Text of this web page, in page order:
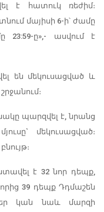
է հատուկ ռեժիմ։
մայիսի 6-ի՝ ժամը
23:59-ը»,- ասվում է
են մեկուսացված և
պարզվել է, նրանց
մեկուսացված։
է 32 նոր դեպք,
39 դեպք Դդմաշեն
կան նաև մարզի